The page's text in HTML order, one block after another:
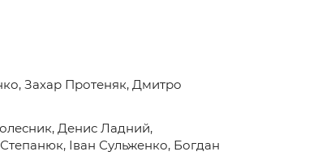
Захар Протеняк, Дмитро
Денис Ладний,
Іван Сульженко, Богдан